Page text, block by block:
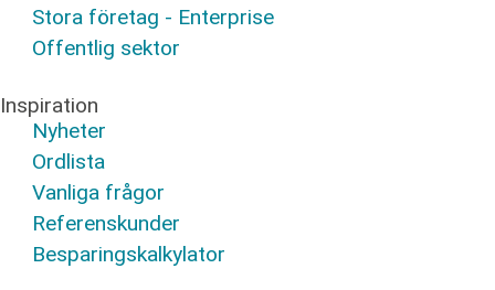
Stora företag - Enterprise
Offentlig sektor
Inspiration
Nyheter
Ordlista
Vanliga frågor
Referenskunder
Besparingskalkylator